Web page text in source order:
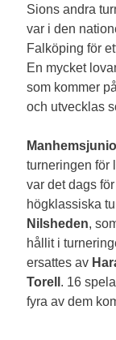
Sions andra
var i den
Falköping för
En mycket
som kommer
och utvecklas
turneringen för
var det dags
högklassiska
Nilsheden,
hållit i
ersattes av
Torell . 16
fyra av dem